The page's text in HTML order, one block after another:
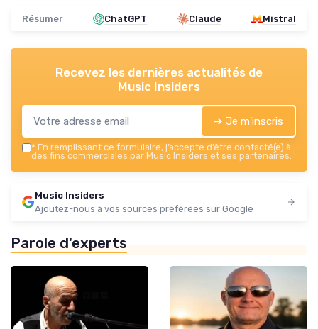
Résumer ChatGPT Claude Mistral
Recevez les dernières actualités de
Music Insiders
➔ Je m'inscris
* En remplissant ce formulaire, j’accepte d’être contacté(e) à
des fins commerciales par Music Insiders et ses partenaires.
Music Insiders
Ajoutez-nous à vos sources préférées sur Google
Parole d'experts